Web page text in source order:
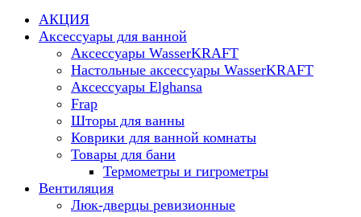
АКЦИЯ
Аксессуары для ванной
Аксессуары WasserKRAFT
Настольные аксессуары WasserKRAFT
Аксессуары Elghansa
Frap
Шторы для ванны
Коврики для ванной комнаты
Товары для бани
Термометры и гигрометры
Вентиляция
Люк-дверцы ревизионные